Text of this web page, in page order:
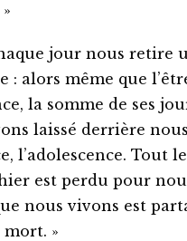
jour nous retire
: alors même que
la somme de ses
laissé derrière
l’adolescence. Tout
est perdu pour
nous vivons est
»